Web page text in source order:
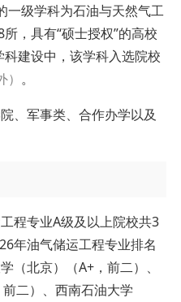
一级学科为石油与天然气工
，具有“硕士授权”的高校
科建设中，该学科入选院校
。
、军事类、合作办学以及
程专业A级及以上院校共3
年油气储运工程专业排名
（北京）（A+，前二）、
二）、西南石油大学